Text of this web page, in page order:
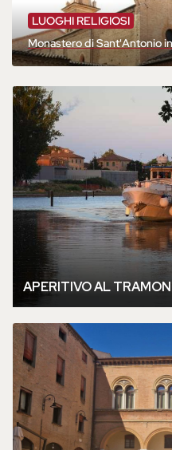
LUOGHI RELIGIOSI
Monastero di Sant'Antonio